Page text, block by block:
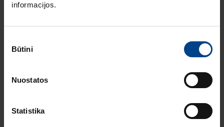
informacijos.
pasirinkimas
Būtini
Nuostatos
Statistika
Švino rūgštinės baterijos
Švino rūgštinė baterija 12FLB100P,